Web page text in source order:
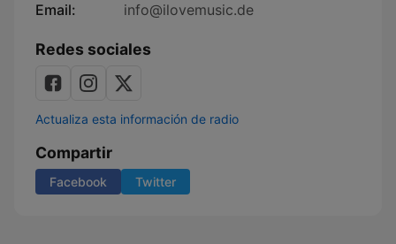
Email:
info@ilovemusic.de
Redes sociales
Actualiza esta información de radio
Compartir
Facebook Twitter